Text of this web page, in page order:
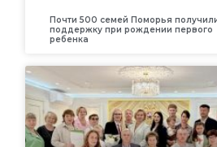
Почти 500 семей Поморья
поддержку при рождении первого
ребенка